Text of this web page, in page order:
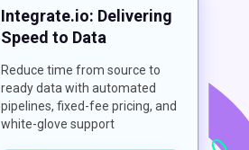
Integrate.io: Delivering
Speed to Data
Reduce time from source to
ready data with automated
pipelines, fixed-fee pricing, and
white-glove support